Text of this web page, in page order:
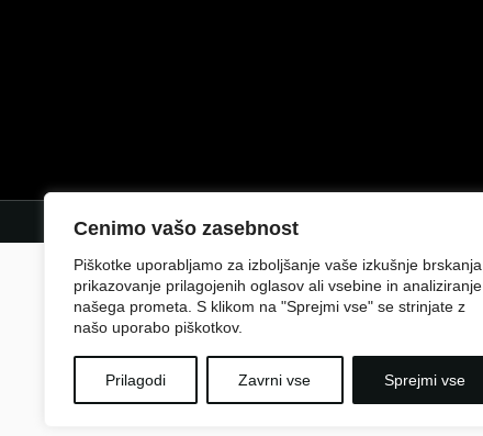
Cenimo vašo zasebnost
Piškotke uporabljamo za izboljšanje vaše izkušnje brskanja,
prikazovanje prilagojenih oglasov ali vsebine in analiziranje
našega prometa. S klikom na "Sprejmi vse" se strinjate z
našo uporabo piškotkov.
Prilagodi Zavrni vse Sprejmi vse